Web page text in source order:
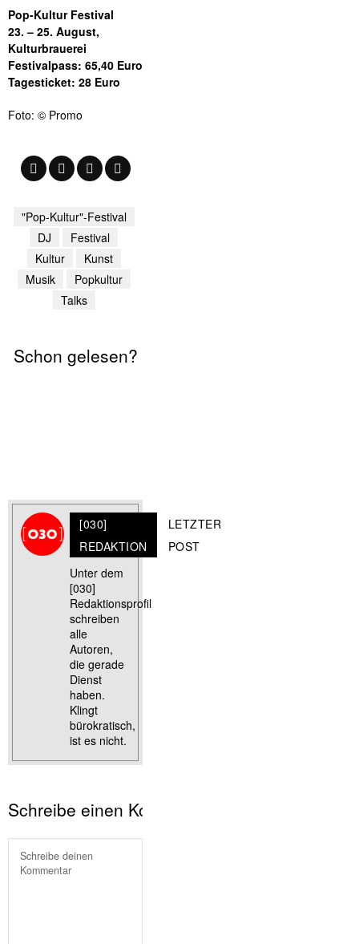
Pop-Kultur Festival
23. – 25. August,
Kulturbrauerei
Festivalpass: 65,40 Euro
Tagesticket: 28 Euro
Foto: © Promo
"Pop-Kultur"-Festival
DJ
Festival
Kultur
Kunst
Musik
Popkultur
Talks
Schon gelesen?
[030]
REDAKTION
LETZTER
POST
Unter dem
[030]
Redaktionsprofil
schreiben
alle
Autoren,
die gerade
Dienst
haben.
Klingt
bürokratisch,
ist es nicht.
Schreibe einen Kommentar